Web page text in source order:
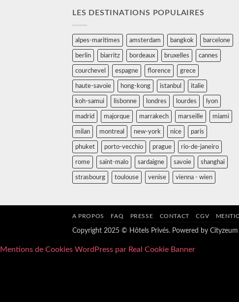
LES DESTINATIONS POPULAIRES
alpes-maritimes amsterdam bangkok barcelone
berlin biarritz bordeaux bruxelles cannes
courchevel espagne florence grece
haute-savoie hong-kong istanbul italie
koh-samui lisbonne londres lourdes lyon
madrid majorque marrakech marseille miami
milan montreal new-york nice paris
phuket porto-vecchio prague rio-de-janeiro
rome saint-malo sardaigne savoie shanghai
strasbourg toulouse venise vienna - wien
A PROPOS FAQ PRESSE CONTACT CGV
Copyright 2025 © Hôtels Privés. Powered by Cityzeum
Mentions de Cookies WordPress par Real Cookie Banner